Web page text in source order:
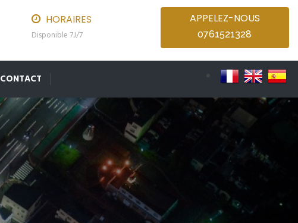
HORAIRES
Disponible 7J/7
APPELEZ-NOUS
0761521328
CONTACT